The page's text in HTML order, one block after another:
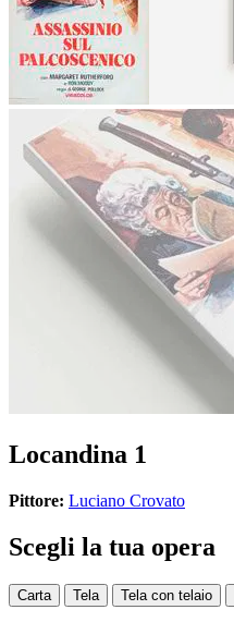
Locandina 1
Pittore: Luciano Crovato
Scegli la tua opera
Carta Tela Tela con telaio